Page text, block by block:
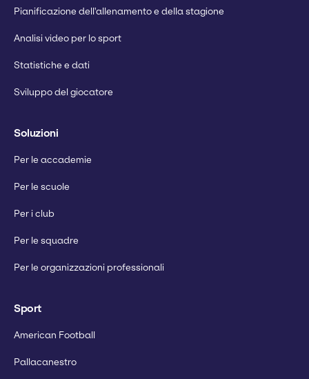
Pianificazione dell'allenamento e della stagione
Analisi video per lo sport
Statistiche e dati
Sviluppo del giocatore
Soluzioni
Per le accademie
Per le scuole
Per i club
Per le squadre
Per le organizzazioni professionali
Sport
American Football
Pallacanestro